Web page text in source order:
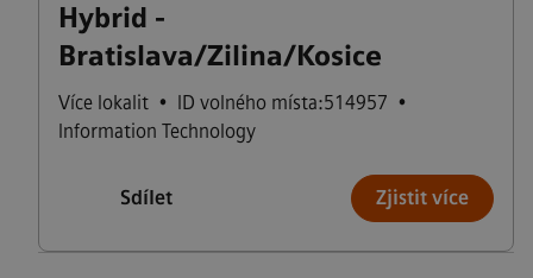
Hybrid -
Bratislava/Zilina/Kosice
Více lokalit • ID volného místa:514957 •
Information Technology
Sdílet Zjistit více